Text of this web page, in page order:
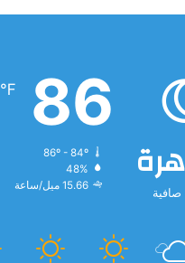
86
℉
86º - 84º
48%
15.66 ميل/ساعة